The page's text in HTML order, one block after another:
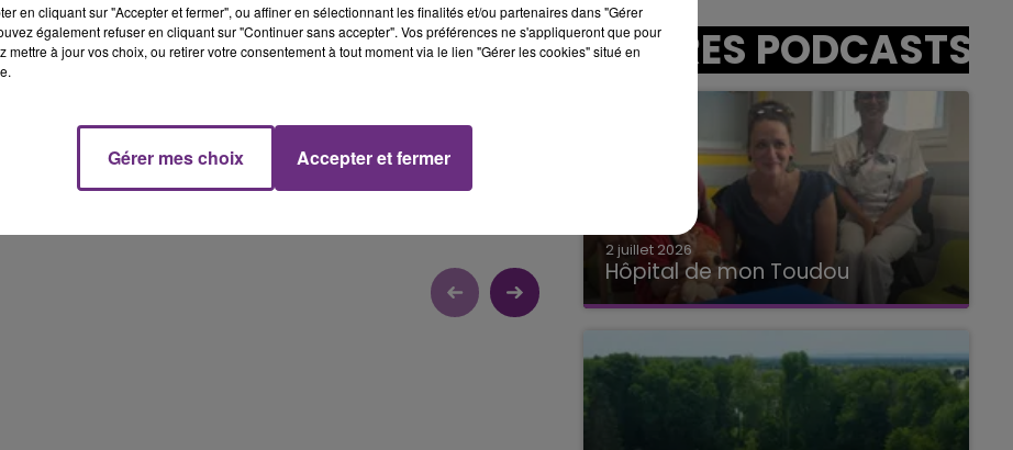
» avec Laetitia Milot. Il s’agit de l’adaptation du roman qui
de Céline Gerny une cavalière ardennaise qui
les jeux paralympiques de Tokyo à la fin du mois
Céline Gerny a perdu l'usage de ses jambes après une
AUTRES PODCASTS
2 juillet 2026
Hôpital de mon Toudou
Hôpital de mon Toudou
en cliquant sur "Accepter et fermer", ou affiner en sélectionnant les finalités et/ou partenaires dans "Gérer
également refuser en cliquant sur "Continuer sans accepter". Vos préférences ne s'appliqueront que pour
mettre à jour vos choix, ou retirer votre consentement à tout moment via le lien "Gérer les cookies" situé en
Gérer mes choix Accepter et fermer